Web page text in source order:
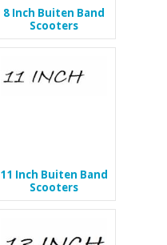
8 Inch Buiten Band
Scooters
11 Inch Buiten Band
Scooters